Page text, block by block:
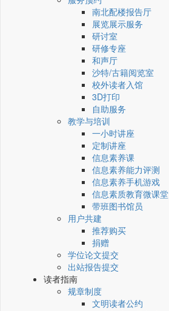
南北配楼报告厅
展览展示服务
研讨室
研修专座
和声厅
沙特/古籍阅览室
校外读者入馆
3D打印
自助服务
教学与培训
一小时讲座
定制讲座
信息素养课
信息素养能力评测
信息素养手机游戏
信息素质教育微课堂
带班图书馆员
用户共建
推荐购买
捐赠
学位论文提交
出站报告提交
读者指南
规章制度
文明读者公约